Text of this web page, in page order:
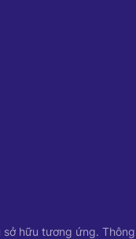
hữu tương ứng.